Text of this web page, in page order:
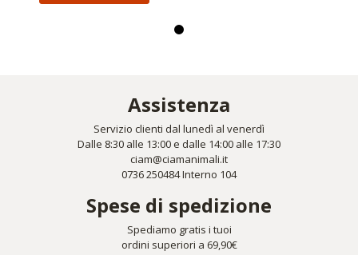
Assistenza
Servizio clienti dal lunedì al venerdì
Dalle 8:30 alle 13:00 e dalle 14:00 alle 17:30
ciam@ciamanimali.it
0736 250484 Interno 104
Spese di spedizione
Spediamo gratis i tuoi
ordini superiori a 69,90€